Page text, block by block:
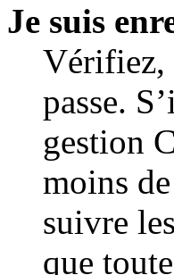
Je suis
Vérifiez,
passe.
gestion
moins
suivre
que